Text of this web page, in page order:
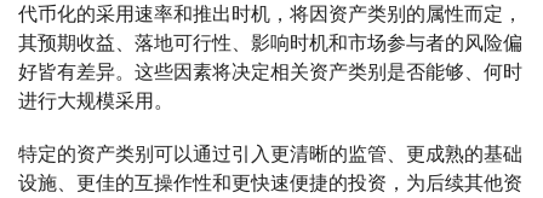
代币化的采用速率和推出时机，将因资产类别的属性而定，
其预期收益、落地可行性、影响时机和市场参与者的风险偏
好皆有差异。这些因素将决定相关资产类别是否能够、何时
进行大规模采用。
特定的资产类别可以通过引入更清晰的监管、更成熟的基础
设施、更佳的互操作性和更快速便捷的投资，为后续其他资